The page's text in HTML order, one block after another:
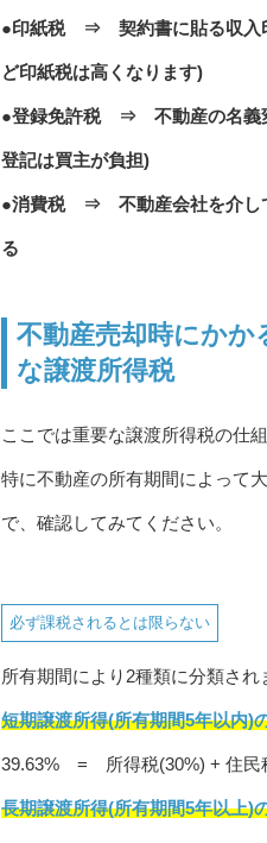
●印紙税 ⇒ 契約書に貼る収入
ど印紙税は高くなります)
●登録免許税 ⇒ 不動産の名義
登記は買主が負担)
●消費税 ⇒ 不動産会社を介し
る
不動産売却時にか
な譲渡所得税
ここでは重要な譲渡所得税の仕
特に不動産の所有期間によって
で、確認してみてください。
必ず課税されるとは限らない
所有期間により2種類に分類され
短期譲渡所得(所有期間5年以内)
39.63% = 所得税(30%) + 住民
長期譲渡所得(所有期間5年以上)